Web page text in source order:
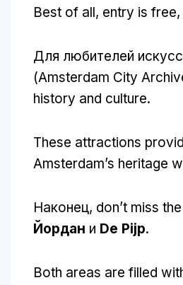
Best of all, entry is free,
Для любителей
(Amsterdam City
history and culture.
These attractions
Amsterdam’s heritage
Наконец, don’t miss
Йордан и De Pijp.
Both areas are filled